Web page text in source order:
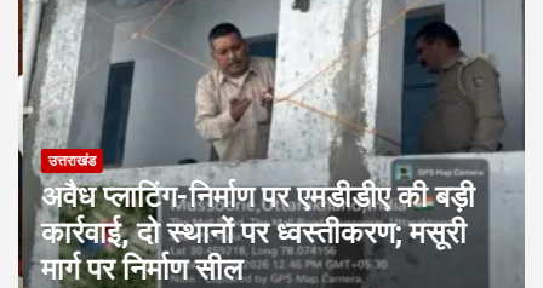
उत्तराखंड
अवैध प्लाटिंग-निर्माण पर एमडीडीए की बड़ी
कार्रवाई, दो स्थानों पर ध्वस्तीकरण; मसूरी
मार्ग पर निर्माण सील